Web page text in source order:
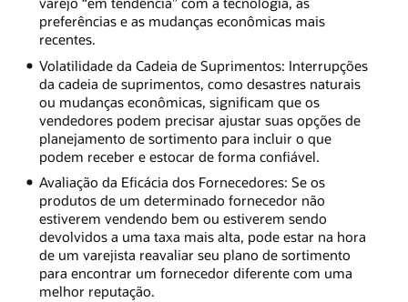
preferências e as mudanças econômicas mais
recentes.
Volatilidade da Cadeia de Suprimentos: Interrupções
da cadeia de suprimentos, como desastres naturais
ou mudanças econômicas, significam que os
vendedores podem precisar ajustar suas opções de
planejamento de sortimento para incluir o que
podem receber e estocar de forma confiável.
Avaliação da Eficácia dos Fornecedores: Se os
produtos de um determinado fornecedor não
estiverem vendendo bem ou estiverem sendo
devolvidos a uma taxa mais alta, pode estar na hora
de um varejista reavaliar seu plano de sortimento
para encontrar um fornecedor diferente com uma
melhor reputação.